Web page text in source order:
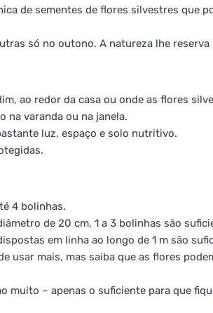
de sementes de flores silvestres que
só no outono. A natureza lhe reserva
ao redor da casa ou onde as flores
na varanda ou na janela.
luz, espaço e solo nutritivo.
4 bolinhas.
de 20 cm, 1 a 3 bolinhas são
em linha ao longo de 1 m são
usar mais, mas saiba que as flores
muito – apenas o suficiente para que